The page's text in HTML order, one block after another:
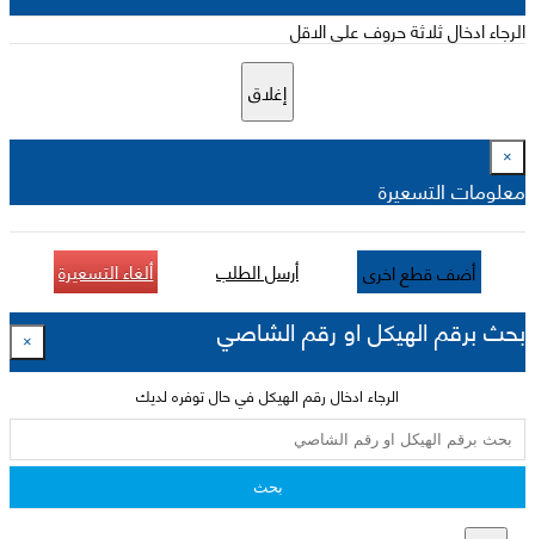
الرجاء ادخال ثلاثة حروف على الاقل
إغلاق
×
معلومات التسعيرة
أضف قطع اخرى أرسل الطلب ألغاء التسعيرة
بحث برقم الهيكل او رقم الشاصي ×
الرجاء ادخال رقم الهيكل في حال توفره لديك
بحث